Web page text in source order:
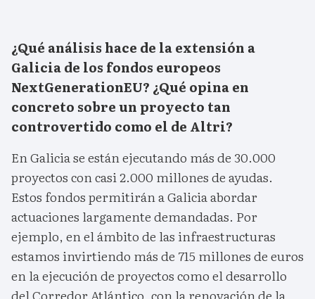
¿Qué análisis hace de la extensión a
Galicia de los fondos europeos
NextGenerationEU? ¿Qué opina en
concreto sobre un proyecto tan
controvertido como el de Altri?
En Galicia se están ejecutando más de 30.000
proyectos con casi 2.000 millones de ayudas.
Estos fondos permitirán a Galicia abordar
actuaciones largamente demandadas. Por
ejemplo, en el ámbito de las infraestructuras
estamos invirtiendo más de 715 millones de euros
en la ejecución de proyectos como el desarrollo